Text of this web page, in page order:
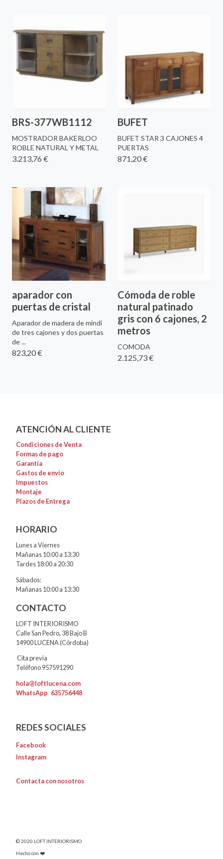
BRS-377WB1112
MOSTRADOR BAKERLOO
ROBLE NATURAL Y METAL
3.213,76 €
BUFET
BUFET STAR 3 CAJONES 4
PUERTAS
871,20 €
aparador con
puertas de cristal
Aparador de madera de mindi
de tres cajones y dos puertas
de ...
823,20 €
Cómoda de roble
natural patinado
gris con 6 cajones, 2
metros
COMODA
2.125,73 €
ATENCIÓN AL CLIENTE
Condiciones de Venta
Formas de pago
Garantía
Gastos de envío
Impuestos
Montaje
Plazos de Entrega
HORARIO
Lunes a Viernes
Mañanas 10:00 a 13:30
Tardes 18:00 a 20:30
Sábados:
Mañanas 10:00 a 13:30
CONTACTO
LOFT INTERIORISMO
Calle San Pedro, 38 Bajo B
14900 LUCENA (Córdoba)
Cita previa
Teléfono 957591290
hola@loftlucena.com
WhatsApp 635756448
REDES SOCIALES
Facebook
Instagram
Contacta con nosotros
© 2020 LOFT INTERIORISMO
Hecho con ❤️